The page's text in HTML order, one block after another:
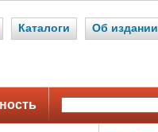
Каталоги Об издании